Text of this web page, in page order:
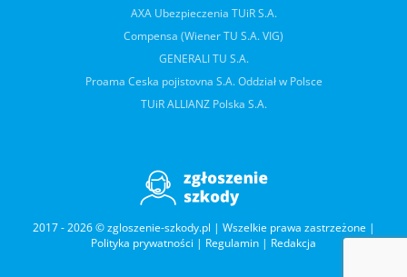
AXA Ubezpieczenia TUiR S.A.
Compensa (Wiener TU S.A. VIG)
GENERALI TU S.A.
Proama Ceska pojistovna S.A. Oddział w Polsce
TUiR ALLIANZ Polska S.A.
2017 - 2026 © zgloszenie-szkody.pl | Wszelkie prawa zastrzeżone |
Polityka prywatności | Regulamin | Redakcja